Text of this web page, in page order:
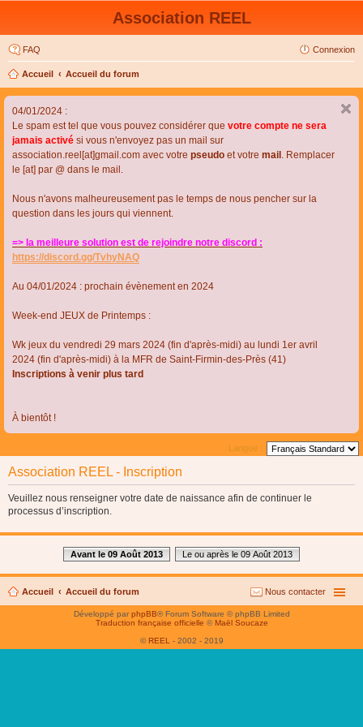
Association REEL
FAQ Connexion
Accueil Accueil du forum
04/01/2024 :
Le spam est tel que vous pouvez considérer que votre compte ne sera
jamais activé si vous n'envoyez pas un mail sur
association.reel[at]gmail.com avec votre pseudo et votre mail . Remplacer
le [at] par @ dans le mail.
Nous n'avons malheureusement pas le temps de nous pencher sur la
question dans les jours qui viennent.
=> la meilleure solution est de rejoindre notre discord :
https://discord.gg/TvhyNAQ
Au 04/01/2024 : prochain évènement en 2024
Week-end JEUX de Printemps :
Wk jeux du vendredi 29 mars 2024 (fin d'après-midi) au lundi 1er avril
2024 (fin d'après-midi) à la MFR de Saint-Firmin-des-Près (41)
Inscriptions à venir plus tard
À bientôt !
Langue :
Association REEL - Inscription
Veuillez nous renseigner votre date de naissance afin de continuer le
processus d’inscription.
Avant le 09 Août 2013 Le ou après le 09 Août 2013
Accueil Accueil du forum Nous contacter
Développé parphpBB® Forum Software © phpBB Limited
Traduction française officielle © Maël Soucaze
© REEL - 2002 - 2019